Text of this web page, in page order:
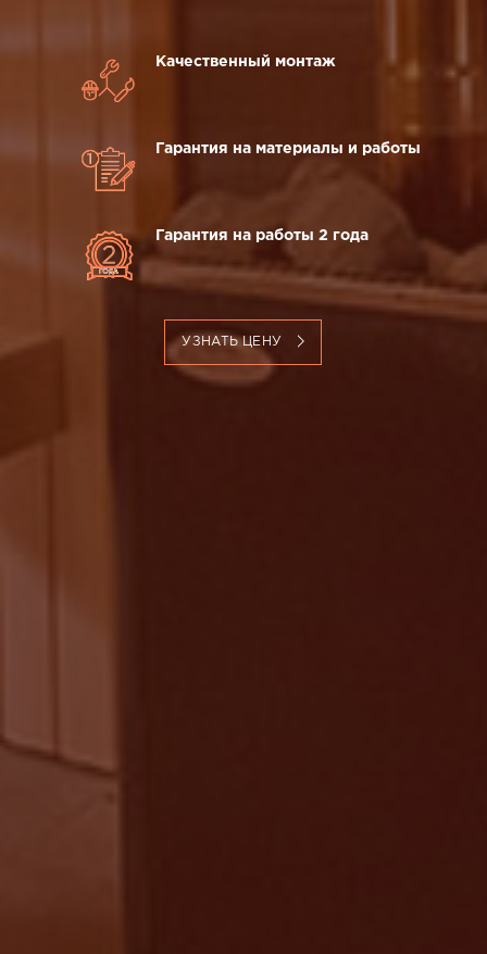
Качественный монтаж
Гарантия на материалы и работы
Гарантия на работы 2 года
УЗНАТЬ ЦЕНУ